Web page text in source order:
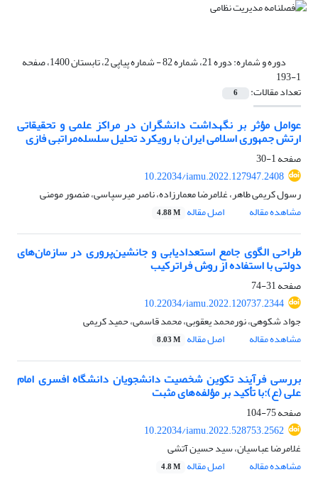
دوره و شماره: دوره 21، شماره 82 - شماره پیاپی 2، تابستان 1400، صفحه
1-193
تعداد مقالات: 6
عوامل مؤثر بر نگهداشت دانشگران در مراکز علمی و تحقیقاتی
ارتش جمهوری اسلامی ایران با رویکرد تحلیل سلسله‌مراتبی فازی
صفحه1-30
10.22034/iamu.2022.127947.2408
رسول کریمی طاهر، غلامرضا معمارزاده، ناصر میرسپاسی، منصور مومنی
مشاهده مقاله
اصل مقاله 4.88 M
طراحی الگوی جامع استعدادیابی و جانشین‌پروری در سازمان‌های
دولتی با استفاده از روش فراترکیب
صفحه31-74
10.22034/iamu.2022.120737.2344
جواد شکوهی، نورمحمد یعقوبی، محمد قاسمی، حمید کریمی
مشاهده مقاله
اصل مقاله 8.03 M
بررسی فرآیند تکوین شخصیت دانشجویان دانشگاه افسری امام
علی (ع):با تأکید بر مؤلفه‌های مثبت
صفحه75-104
10.22034/iamu.2022.528753.2562
غلامرضا عباسیان، سید حسین آتشی
مشاهده مقاله
اصل مقاله 4.8 M